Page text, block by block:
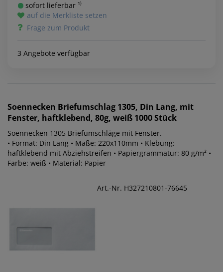
sofort lieferbar ¹⁾
auf die Merkliste setzen
Frage zum Produkt
3 Angebote verfügbar
Soennecken Briefumschlag 1305, Din Lang, mit
Fenster, haftklebend, 80g, weiß 1000 Stück
Soennecken 1305 Briefumschläge mit Fenster.
• Format: Din Lang • Maße: 220x110mm • Klebung:
haftklebend mit Abziehstreifen • Papiergrammatur: 80 g/m² •
Farbe: weiß • Material: Papier
Art.-Nr. H327210801-76645